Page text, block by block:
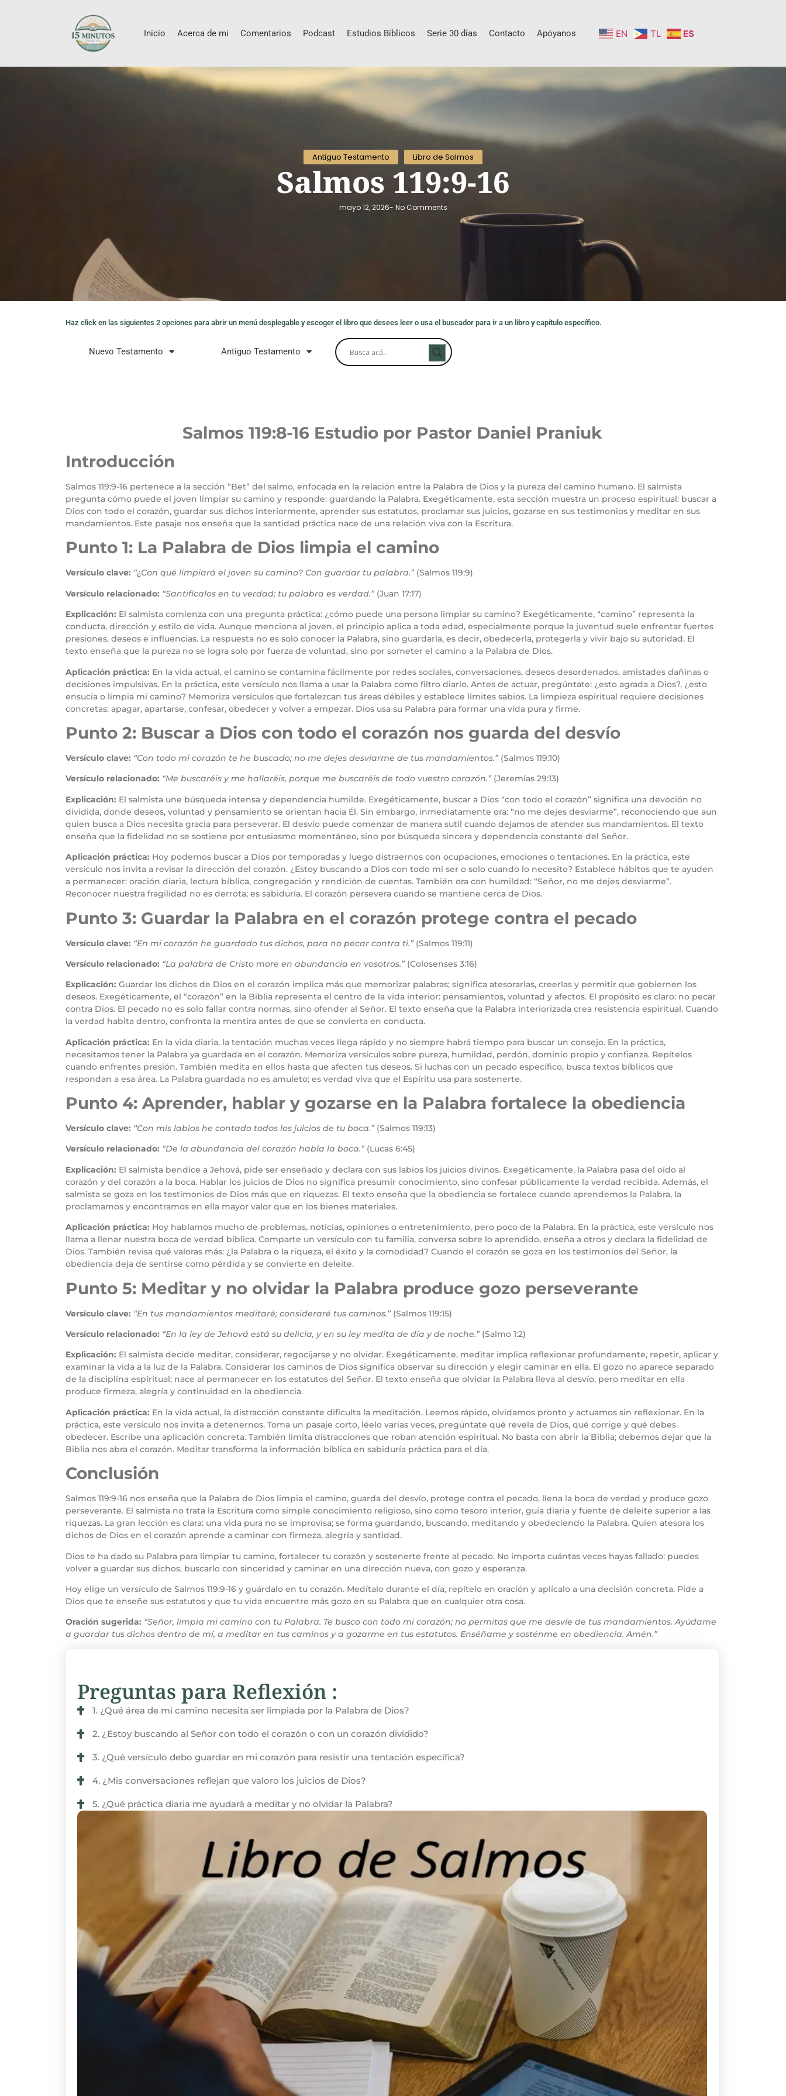
Inicio Acerca de mi Comentarios Podcast Estudios Bíblicos Serie 30 días Contacto Apóyanos EN TL ES
Antiguo Testamento Libro de Salmos
Salmos 119:9-16
mayo 12, 2026- No Comments
Haz click en las siguientes 2 opciones para abrir un menú desplegable y escoger el libro que desees leer o usa el buscador para ir a un libro y capítulo específico.
Nuevo Testamento Antiguo Testamento
Salmos 119:8-16 Estudio por Pastor Daniel Praniuk
Introducción
Salmos 119:9-16 pertenece a la sección “Bet” del salmo, enfocada en la relación entre la Palabra de Dios y la pureza del camino humano. El salmista
pregunta cómo puede el joven limpiar su camino y responde: guardando la Palabra. Exegéticamente, esta sección muestra un proceso espiritual: buscar a
Dios con todo el corazón, guardar sus dichos interiormente, aprender sus estatutos, proclamar sus juicios, gozarse en sus testimonios y meditar en sus
mandamientos. Este pasaje nos enseña que la santidad práctica nace de una relación viva con la Escritura.
Punto 1: La Palabra de Dios limpia el camino
Versículo clave: “¿Con qué limpiará el joven su camino? Con guardar tu palabra.”(Salmos 119:9)
Versículo relacionado: “Santifícalos en tu verdad; tu palabra es verdad.”(Juan 17:17)
Explicación: El salmista comienza con una pregunta práctica: ¿cómo puede una persona limpiar su camino? Exegéticamente, “camino” representa la
conducta, dirección y estilo de vida. Aunque menciona al joven, el principio aplica a toda edad, especialmente porque la juventud suele enfrentar fuertes
presiones, deseos e influencias. La respuesta no es solo conocer la Palabra, sino guardarla, es decir, obedecerla, protegerla y vivir bajo su autoridad. El
texto enseña que la pureza no se logra solo por fuerza de voluntad, sino por someter el camino a la Palabra de Dios.
Aplicación práctica: En la vida actual, el camino se contamina fácilmente por redes sociales, conversaciones, deseos desordenados, amistades dañinas o
decisiones impulsivas. En la práctica, este versículo nos llama a usar la Palabra como filtro diario. Antes de actuar, pregúntate: ¿esto agrada a Dios?, ¿esto
ensucia o limpia mi camino? Memoriza versículos que fortalezcan tus áreas débiles y establece límites sabios. La limpieza espiritual requiere decisiones
concretas: apagar, apartarse, confesar, obedecer y volver a empezar. Dios usa su Palabra para formar una vida pura y firme.
Punto 2: Buscar a Dios con todo el corazón nos guarda del desvío
Versículo clave: “Con todo mi corazón te he buscado; no me dejes desviarme de tus mandamientos.”(Salmos 119:10)
Versículo relacionado: “Me buscaréis y me hallaréis, porque me buscaréis de todo vuestro corazón.”(Jeremías 29:13)
Explicación: El salmista une búsqueda intensa y dependencia humilde. Exegéticamente, buscar a Dios “con todo el corazón” significa una devoción no
dividida, donde deseos, voluntad y pensamiento se orientan hacia Él. Sin embargo, inmediatamente ora: “no me dejes desviarme”, reconociendo que aun
quien busca a Dios necesita gracia para perseverar. El desvío puede comenzar de manera sutil cuando dejamos de atender sus mandamientos. El texto
enseña que la fidelidad no se sostiene por entusiasmo momentáneo, sino por búsqueda sincera y dependencia constante del Señor.
Aplicación práctica: Hoy podemos buscar a Dios por temporadas y luego distraernos con ocupaciones, emociones o tentaciones. En la práctica, este
versículo nos invita a revisar la dirección del corazón. ¿Estoy buscando a Dios con todo mi ser o solo cuando lo necesito? Establece hábitos que te ayuden
a permanecer: oración diaria, lectura bíblica, congregación y rendición de cuentas. También ora con humildad: “Señor, no me dejes desviarme”.
Reconocer nuestra fragilidad no es derrota; es sabiduría. El corazón persevera cuando se mantiene cerca de Dios.
Punto 3: Guardar la Palabra en el corazón protege contra el pecado
Versículo clave: “En mi corazón he guardado tus dichos, para no pecar contra ti.”(Salmos 119:11)
Versículo relacionado: “La palabra de Cristo more en abundancia en vosotros.”(Colosenses 3:16)
Explicación: Guardar los dichos de Dios en el corazón implica más que memorizar palabras; significa atesorarlas, creerlas y permitir que gobiernen los
deseos. Exegéticamente, el “corazón” en la Biblia representa el centro de la vida interior: pensamientos, voluntad y afectos. El propósito es claro: no pecar
contra Dios. El pecado no es solo fallar contra normas, sino ofender al Señor. El texto enseña que la Palabra interiorizada crea resistencia espiritual. Cuando
la verdad habita dentro, confronta la mentira antes de que se convierta en conducta.
Aplicación práctica: En la vida diaria, la tentación muchas veces llega rápido y no siempre habrá tiempo para buscar un consejo. En la práctica,
necesitamos tener la Palabra ya guardada en el corazón. Memoriza versículos sobre pureza, humildad, perdón, dominio propio y confianza. Repítelos
cuando enfrentes presión. También medita en ellos hasta que afecten tus deseos. Si luchas con un pecado específico, busca textos bíblicos que
respondan a esa área. La Palabra guardada no es amuleto; es verdad viva que el Espíritu usa para sostenerte.
Punto 4: Aprender, hablar y gozarse en la Palabra fortalece la obediencia
Versículo clave: “Con mis labios he contado todos los juicios de tu boca.”(Salmos 119:13)
Versículo relacionado: “De la abundancia del corazón habla la boca.”(Lucas 6:45)
Explicación: El salmista bendice a Jehová, pide ser enseñado y declara con sus labios los juicios divinos. Exegéticamente, la Palabra pasa del oído al
corazón y del corazón a la boca. Hablar los juicios de Dios no significa presumir conocimiento, sino confesar públicamente la verdad recibida. Además, el
salmista se goza en los testimonios de Dios más que en riquezas. El texto enseña que la obediencia se fortalece cuando aprendemos la Palabra, la
proclamamos y encontramos en ella mayor valor que en los bienes materiales.
Aplicación práctica: Hoy hablamos mucho de problemas, noticias, opiniones o entretenimiento, pero poco de la Palabra. En la práctica, este versículo nos
llama a llenar nuestra boca de verdad bíblica. Comparte un versículo con tu familia, conversa sobre lo aprendido, enseña a otros y declara la fidelidad de
Dios. También revisa qué valoras más: ¿la Palabra o la riqueza, el éxito y la comodidad? Cuando el corazón se goza en los testimonios del Señor, la
obediencia deja de sentirse como pérdida y se convierte en deleite.
Punto 5: Meditar y no olvidar la Palabra produce gozo perseverante
Versículo clave: “En tus mandamientos meditaré; consideraré tus caminos.”(Salmos 119:15)
Versículo relacionado: “En la ley de Jehová está su delicia, y en su ley medita de día y de noche.”(Salmo 1:2)
Explicación: El salmista decide meditar, considerar, regocijarse y no olvidar. Exegéticamente, meditar implica reflexionar profundamente, repetir, aplicar y
examinar la vida a la luz de la Palabra. Considerar los caminos de Dios significa observar su dirección y elegir caminar en ella. El gozo no aparece separado
de la disciplina espiritual; nace al permanecer en los estatutos del Señor. El texto enseña que olvidar la Palabra lleva al desvío, pero meditar en ella
produce firmeza, alegría y continuidad en la obediencia.
Aplicación práctica: En la vida actual, la distracción constante dificulta la meditación. Leemos rápido, olvidamos pronto y actuamos sin reflexionar. En la
práctica, este versículo nos invita a detenernos. Toma un pasaje corto, léelo varias veces, pregúntate qué revela de Dios, qué corrige y qué debes
obedecer. Escribe una aplicación concreta. También limita distracciones que roban atención espiritual. No basta con abrir la Biblia; debemos dejar que la
Biblia nos abra el corazón. Meditar transforma la información bíblica en sabiduría práctica para el día.
Conclusión
Salmos 119:9-16 nos enseña que la Palabra de Dios limpia el camino, guarda del desvío, protege contra el pecado, llena la boca de verdad y produce gozo
perseverante. El salmista no trata la Escritura como simple conocimiento religioso, sino como tesoro interior, guía diaria y fuente de deleite superior a las
riquezas. La gran lección es clara: una vida pura no se improvisa; se forma guardando, buscando, meditando y obedeciendo la Palabra. Quien atesora los
dichos de Dios en el corazón aprende a caminar con firmeza, alegría y santidad.
Dios te ha dado su Palabra para limpiar tu camino, fortalecer tu corazón y sostenerte frente al pecado. No importa cuántas veces hayas fallado: puedes
volver a guardar sus dichos, buscarlo con sinceridad y caminar en una dirección nueva, con gozo y esperanza.
Hoy elige un versículo de Salmos 119:9-16 y guárdalo en tu corazón. Medítalo durante el día, repítelo en oración y aplícalo a una decisión concreta. Pide a
Dios que te enseñe sus estatutos y que tu vida encuentre más gozo en su Palabra que en cualquier otra cosa.
Oración sugerida: “Señor, limpia mi camino con tu Palabra. Te busco con todo mi corazón; no permitas que me desvíe de tus mandamientos. Ayúdame
a guardar tus dichos dentro de mí, a meditar en tus caminos y a gozarme en tus estatutos. Enséñame y sosténme en obediencia. Amén.”
Preguntas para Reflexión :
1. ¿Qué área de mi camino necesita ser limpiada por la Palabra de Dios?
2. ¿Estoy buscando al Señor con todo el corazón o con un corazón dividido?
3. ¿Qué versículo debo guardar en mi corazón para resistir una tentación específica?
4. ¿Mis conversaciones reflejan que valoro los juicios de Dios?
5. ¿Qué práctica diaria me ayudará a meditar y no olvidar la Palabra?